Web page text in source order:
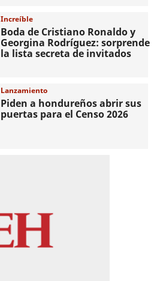
Increíble
Boda de Cristiano Ronaldo y
Georgina Rodríguez: sorprende
la lista secreta de invitados
Lanzamiento
Piden a hondureños abrir sus
puertas para el Censo 2026